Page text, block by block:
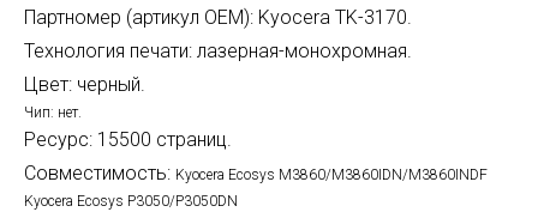
Партномер (артикул OEM): Kyocera TK-3170.
Технология печати: лазерная-монохромная.
Цвет: черный.
Чип: нет.
Ресурс: 15500 страниц.
Совместимость: Kyocera Ecosys M3860/M3860IDN/M3860INDF
Kyocera Ecosys P3050/P3050DN